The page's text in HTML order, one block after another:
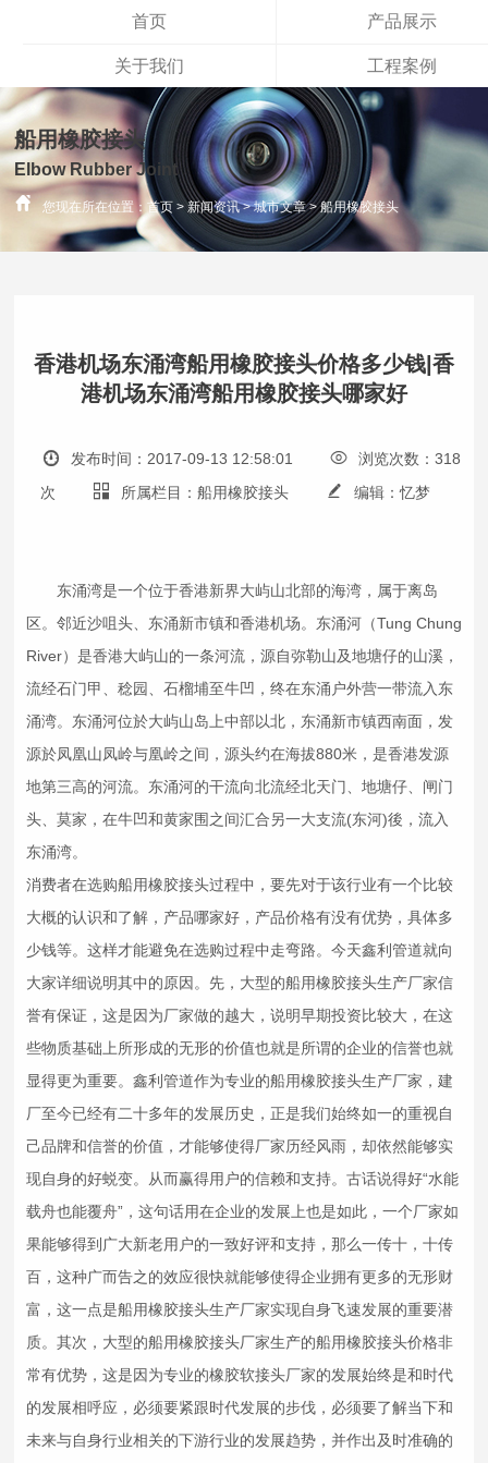
首页 产品展示
关于我们 工程案例
船用橡胶接头
Elbow Rubber Joint
您现在所在位置：首页 >新闻资讯>城市文章>船用橡胶接头
香港机场东涌湾船用橡胶接头价格多少钱|香
港机场东涌湾船用橡胶接头哪家好
发布时间：2017-09-13 12:58:01
浏览次数：318
次
所属栏目：船用橡胶接头 编辑：忆梦
东涌湾是一个位于香港新界大屿山北部的海湾，属于离岛
区。邻近沙咀头、东涌新市镇和香港机场。东涌河（Tung Chung
River）是香港大屿山的一条河流，源自弥勒山及地塘仔的山溪，
流经石门甲、稔园、石榴埔至牛凹，终在东涌户外营一带流入东
涌湾。东涌河位於大屿山岛上中部以北，东涌新市镇西南面，发
源於凤凰山凤岭与凰岭之间，源头约在海拔880米，是香港发源
地第三高的河流。东涌河的干流向北流经北天门、地塘仔、闸门
头、莫家，在牛凹和黄家围之间汇合另一大支流(东河)後，流入
东涌湾。
消费者在选购船用橡胶接头过程中，要先对于该行业有一个比较
大概的认识和了解，产品哪家好，产品价格有没有优势，具体多
少钱等。这样才能避免在选购过程中走弯路。今天鑫利管道就向
大家详细说明其中的原因。先，大型的船用橡胶接头生产厂家信
誉有保证，这是因为厂家做的越大，说明早期投资比较大，在这
些物质基础上所形成的无形的价值也就是所谓的企业的信誉也就
显得更为重要。鑫利管道作为专业的船用橡胶接头生产厂家，建
厂至今已经有二十多年的发展历史，正是我们始终如一的重视自
己品牌和信誉的价值，才能够使得厂家历经风雨，却依然能够实
现自身的好蜕变。从而赢得用户的信赖和支持。古话说得好“水能
载舟也能覆舟”，这句话用在企业的发展上也是如此，一个厂家如
果能够得到广大新老用户的一致好评和支持，那么一传十，十传
百，这种广而告之的效应很快就能够使得企业拥有更多的无形财
富，这一点是船用橡胶接头生产厂家实现自身飞速发展的重要潜
质。其次，大型的船用橡胶接头厂家生产的船用橡胶接头价格非
常有优势，这是因为专业的橡胶软接头厂家的发展始终是和时代
的发展相呼应，必须要紧跟时代发展的步伐，必须要了解当下和
未来与自身行业相关的下游行业的发展趋势，并作出及时准确的